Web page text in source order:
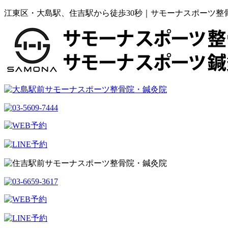
江東区・大島駅、住吉駅から徒歩30秒｜サモーナスポーツ整